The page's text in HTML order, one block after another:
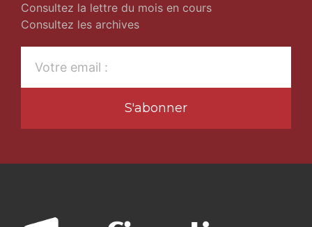
Consultez la lettre du mois en cours
Consultez les archives
S'abonner